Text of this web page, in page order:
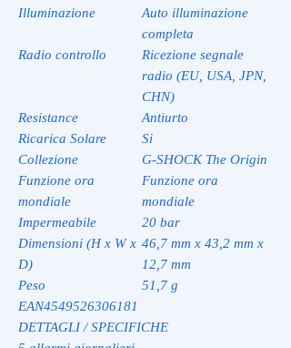
Illuminazione
Auto illuminazione
completa
Radio controllo
Ricezione segnale
radio (EU, USA, JPN,
CHN)
Resistance
Antiurto
Ricarica Solare
Si
Collezione
G-SHOCK The Origin
Funzione ora
mondiale
Funzione ora
mondiale
Impermeabile
20 bar
Dimensioni (H x W x
D)
46,7 mm x 43,2 mm x
12,7 mm
Peso
51,7 g
EAN4549526306181
DETTAGLI / SPECIFICHE